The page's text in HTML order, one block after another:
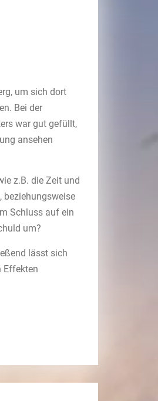
um sich dort
Bei der
war gut gefüllt,
ansehen
z.B. die Zeit und
beziehungsweise
Schluss auf ein
um?
lässt sich
Effekten